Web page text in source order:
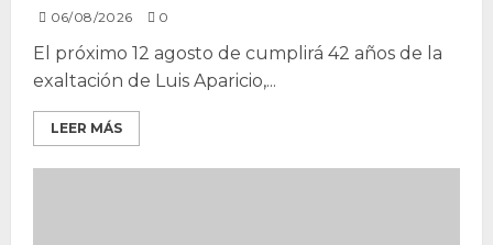
06/08/2026 0
El próximo 12 agosto de cumplirá 42 años de la
exaltación de Luis Aparicio,...
LEER MÁS